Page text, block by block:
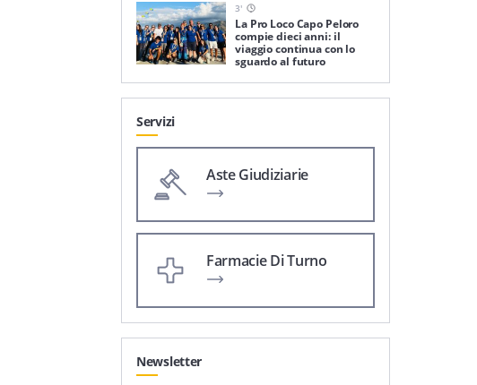
3'
La Pro Loco Capo Peloro
compie dieci anni: il
viaggio continua con lo
sguardo al futuro
Servizi
Aste Giudiziarie
Farmacie Di Turno
Newsletter